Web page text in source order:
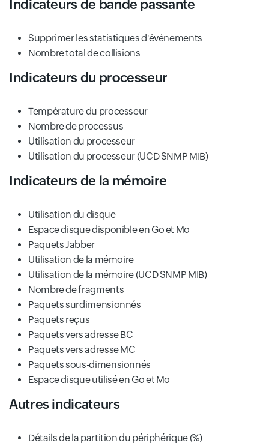
Indicateurs de bande passante
Supprimer les statistiques d'événements
Nombre total de collisions
Indicateurs du processeur
Température du processeur
Nombre de processus
Utilisation du processeur
Utilisation du processeur (UCD SNMP MIB)
Indicateurs de la mémoire
Utilisation du disque
Espace disque disponible en Go et Mo
Paquets Jabber
Utilisation de la mémoire
Utilisation de la mémoire (UCD SNMP MIB)
Nombre de fragments
Paquets surdimensionnés
Paquets reçus
Paquets vers adresse BC
Paquets vers adresse MC
Paquets sous-dimensionnés
Espace disque utilisé en Go et Mo
Autres indicateurs
Détails de la partition du périphérique (%)